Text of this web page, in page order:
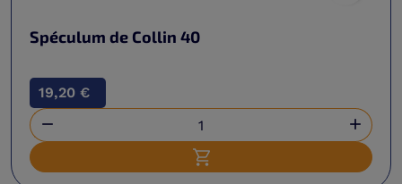
Spéculum de Collin 40
19,20 €
 
Ajouter au panier